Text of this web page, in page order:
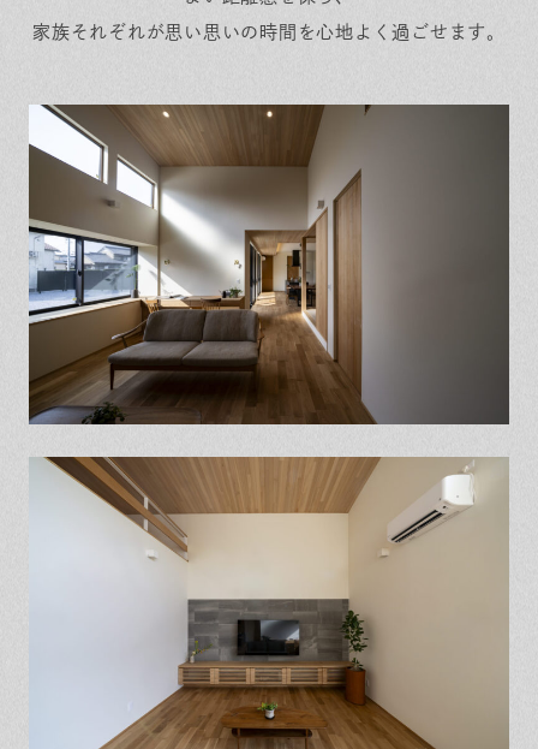
家族それぞれが思い思いの時間を心地よく過ごせます。